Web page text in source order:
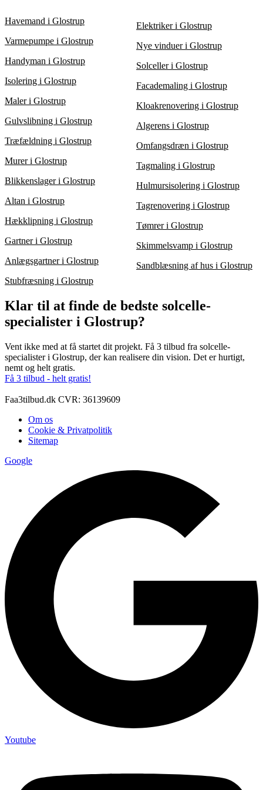
bedste pris uden at gå på kompromis med kvaliteten.
Sammenlign også de enkelte anlægs effektivitet for at sikre den
bedste løsning til dit hjem i Glostrup.
Havemand i Glostrup
Varmepumpe i Glostrup
Handyman i Glostrup
Isolering i Glostrup
Maler i Glostrup
Gulvslibning i Glostrup
Træfældning i Glostrup
Murer i Glostrup
Blikkenslager i Glostrup
Altan i Glostrup
Hækklipning i Glostrup
Gartner i Glostrup
Anlægsgartner i Glostrup
Stubfræsning i Glostrup
Elektriker i Glostrup
Nye vinduer i Glostrup
Solceller i Glostrup
Facademaling i Glostrup
Kloakrenovering i Glostrup
Algerens i Glostrup
Omfangsdræn i Glostrup
Tagmaling i Glostrup
Hulmursisolering i Glostrup
Tagrenovering i Glostrup
Tømrer i Glostrup
Skimmelsvamp i Glostrup
Sandblæsning af hus i Glostrup
Klar til at finde de bedste solcelle-
specialister i Glostrup?
Vent ikke med at få startet dit projekt. Få 3 tilbud fra solcelle-
specialister i Glostrup, der kan realisere din vision. Det er hurtigt,
nemt og helt gratis.
Få 3 tilbud - helt gratis!
Faa3tilbud.dk CVR: 36139609
Om os
Cookie & Privatpolitik
Sitemap
Google
Youtube